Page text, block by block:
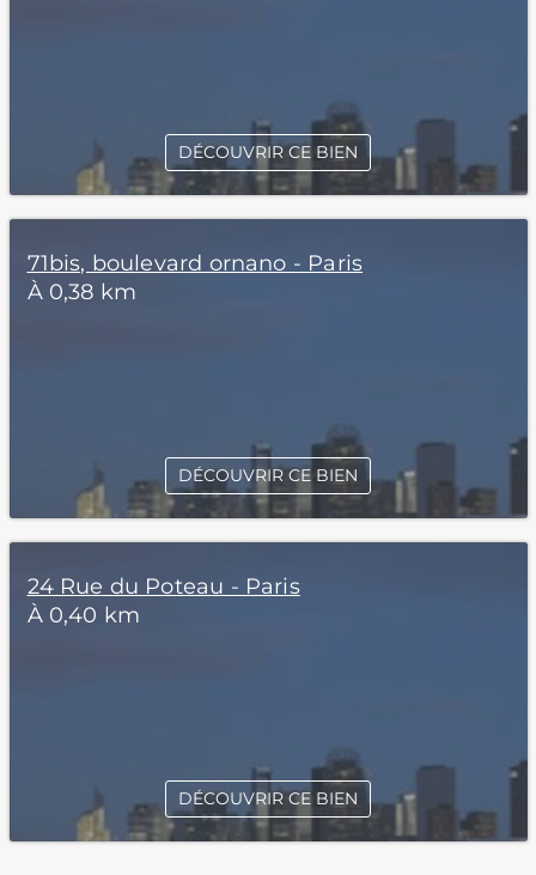
DÉCOUVRIR CE BIEN
71bis, boulevard ornano - Paris
À 0,38 km
DÉCOUVRIR CE BIEN
24 Rue du Poteau - Paris
À 0,40 km
DÉCOUVRIR CE BIEN